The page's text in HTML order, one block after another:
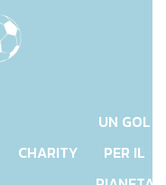
CHARITY
UN GOL
PER IL